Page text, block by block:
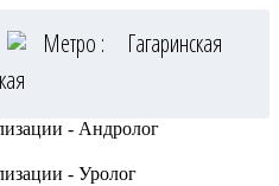
Метро :
Гагаринская
- Андролог
- Уролог